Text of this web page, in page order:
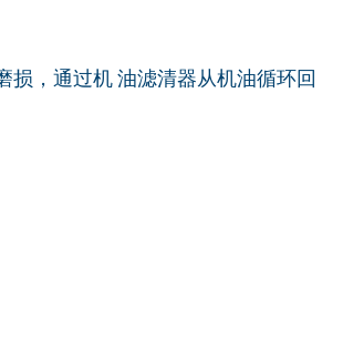
损，通过机 油滤清器从机油循环回